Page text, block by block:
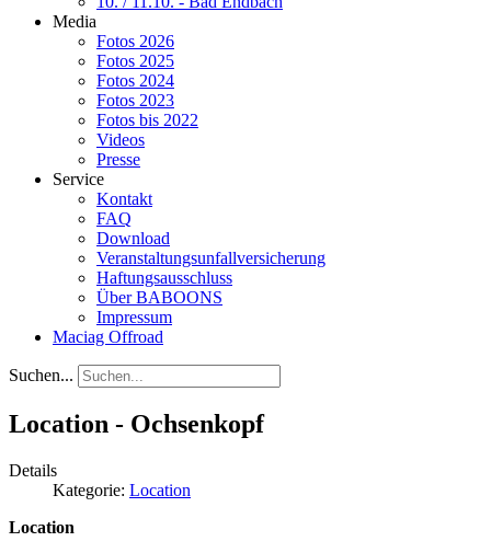
Media
Fotos 2026
Fotos 2025
Fotos 2024
Fotos 2023
Fotos bis 2022
Videos
Presse
Service
Kontakt
FAQ
Download
Veranstaltungsunfallversicherung
Haftungsausschluss
Über BABOONS
Impressum
Maciag Offroad
Suchen...
Location - Ochsenkopf
Details
Kategorie: Location
Location